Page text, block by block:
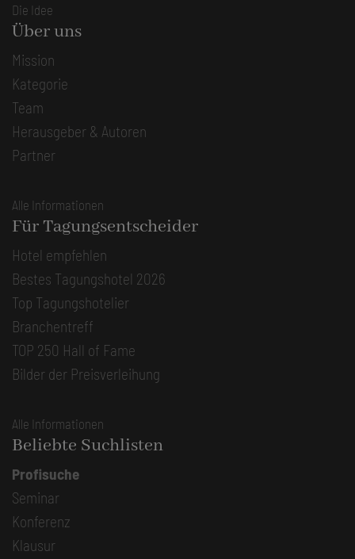
Die Idee
Über uns
Mission
Kategorie
Team
Herausgeber & Autoren
Partner
Alle Informationen
Für Tagungsentscheider
Hotel empfehlen
Bestes Tagungshotel 2026
Top Tagungshotelier
Branchentreff
TOP 250 Hall of Fame
Bilder der Preisverleihung
Alle Informationen
Beliebte Suchlisten
Profisuche
Seminar
Konferenz
Klausur